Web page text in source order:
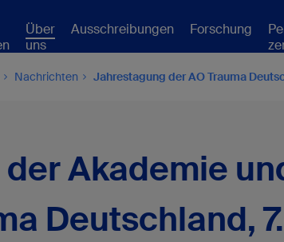
Über
uns
Ausschreibungen Forschung
Nachrichten Jahrestagung der AO Trauma
der Akademie
Deutschland,